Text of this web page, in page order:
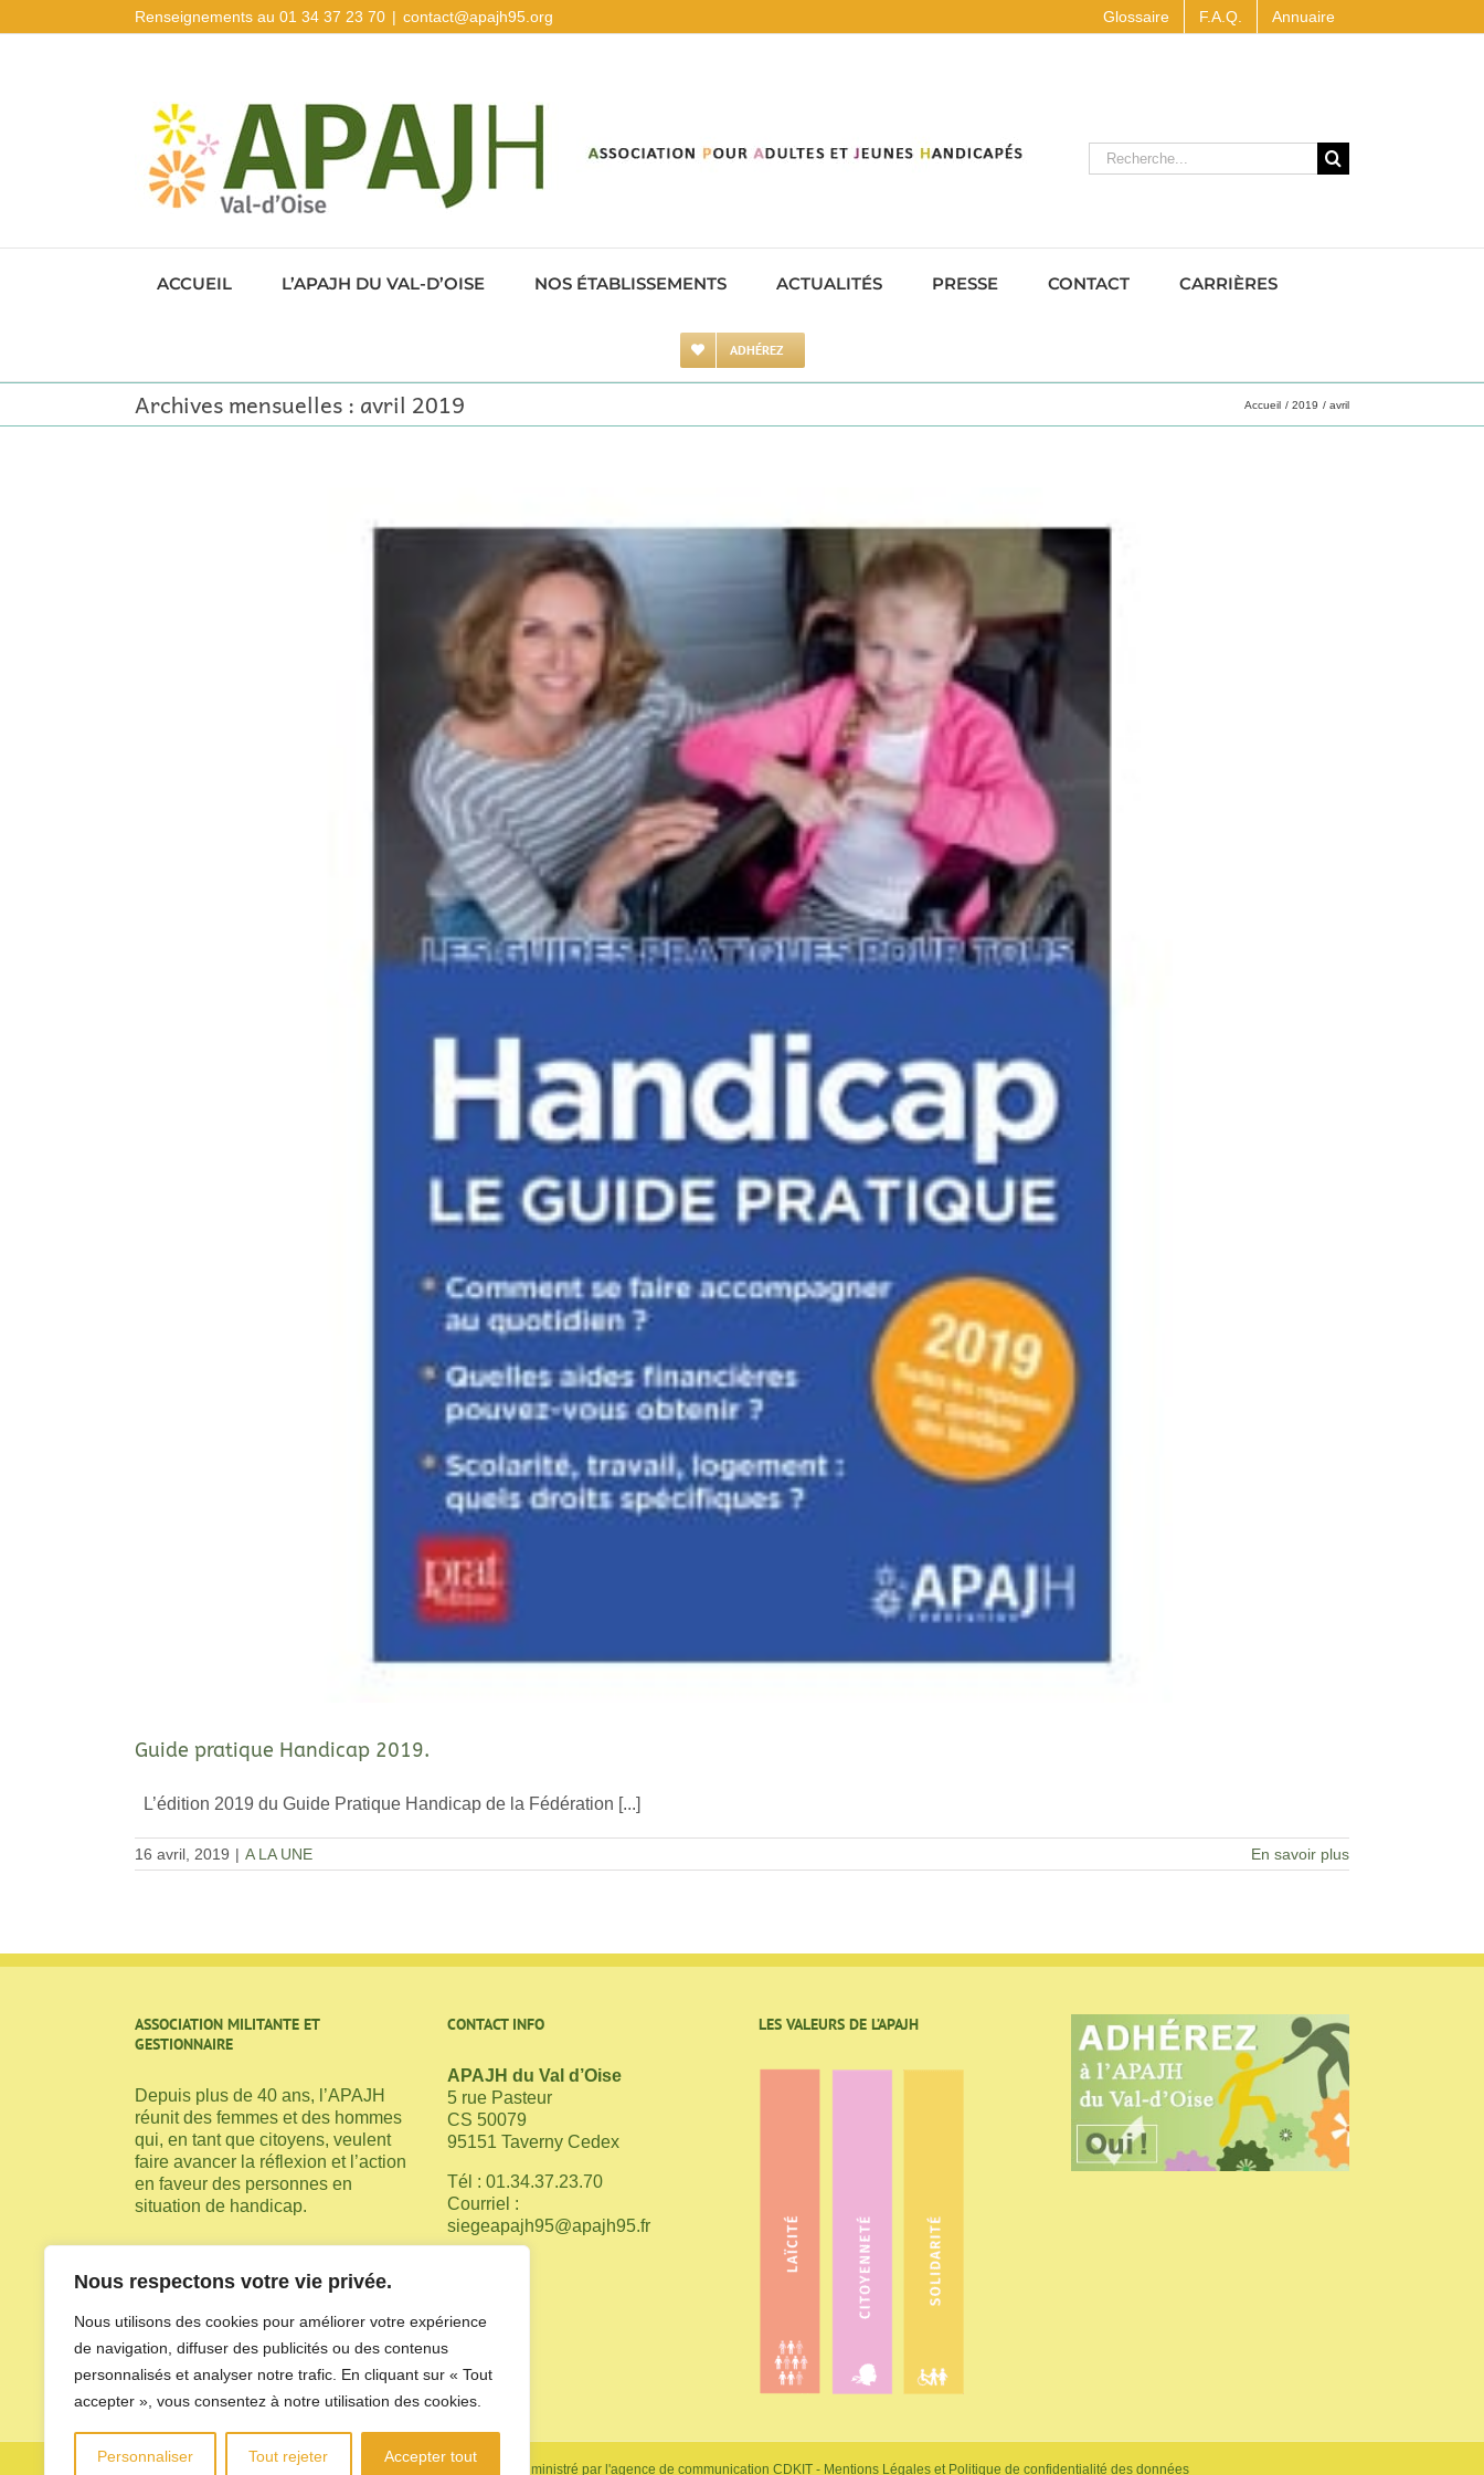
Nous respectons votre vie privée.
Nous utilisons des cookies pour améliorer votre expérience
de navigation, diffuser des publicités ou des contenus
personnalisés et analyser notre trafic. En cliquant sur « Tout
accepter », vous consentez à notre utilisation des cookies.
Personnaliser Tout rejeter Accepter tout
au
Renseignements au 01 34 37 23 70 | contact@apajh95.org Glossaire F.A.Q. Annuaire
Rechercher
ACCUEIL L’APAJH DU VAL-D’OISE NOS ÉTABLISSEMENTS ACTUALITÉS PRESSE CONTACT CARRIÈRES
ADHÉREZ
Archives mensuelles : avril 2019 Accueil 2019 avril
Guide pratique Handicap 2019.
L’édition 2019 du Guide Pratique Handicap de la Fédération [...]
16 avril, 2019 | A LA UNE En savoir plus
ASSOCIATION MILITANTE ET
GESTIONNAIRE
Depuis plus de 40 ans, l’APAJH
réunit des femmes et des hommes
qui, en tant que citoyens, veulent
faire avancer la réflexion et l’action
en faveur des personnes en
situation de handicap.
CONTACT INFO
APAJH du Val d’Oise
5 rue Pasteur
CS 50079
95151 Taverny Cedex
Tél : 01.34.37.23.70
Courriel :
siegeapajh95@apajh95.fr
LES VALEURS DE L’APAJH
Copyright APAJH du Val-d'Oise - site administré par l'agence de communication CDKIT - Mentions Légales et Politique de confidentialité des données